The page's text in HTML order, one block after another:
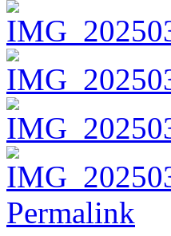
Permalink